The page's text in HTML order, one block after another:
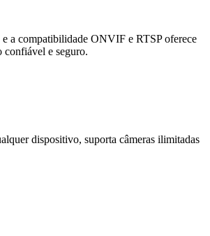
a compatibilidade ONVIF e RTSP oferece
confiável e seguro.
dispositivo, suporta câmeras ilimitadas